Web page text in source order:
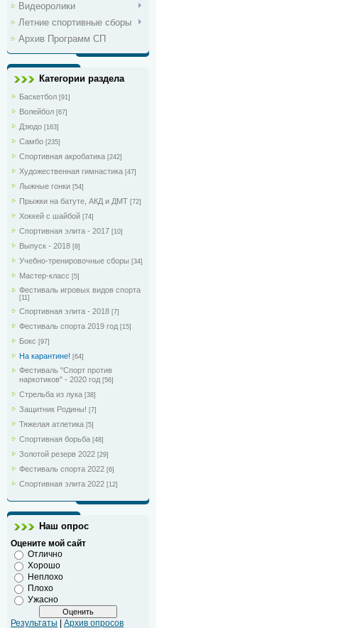
Видеоролики
Летние спортивные сборы
Архив Программ СП
Категории раздела
Баскетбол [91]
Волейбол [67]
Дзюдо [163]
Самбо [235]
Спортивная акробатика [242]
Художественная гимнастика [47]
Лыжные гонки [54]
Прыжки на батуте, АКД и ДМТ [72]
Хоккей с шайбой [74]
Спортивная элита - 2017 [10]
Выпуск - 2018 [8]
Учебно-тренировочные сборы [34]
Мастер-класс [5]
Фестиваль игровых видов спорта
[11]
Спортивная элита - 2018 [7]
Фестиваль спорта 2019 год [15]
Бокс [97]
На карантине! [64]
Фестиваль "Спорт против
наркотиков" - 2020 год [56]
Стрельба из лука [38]
Защитник Родины! [7]
Тяжелая атлетика [5]
Спортивная борьба [48]
Золотой резерв 2022 [29]
Фестиваль спорта 2022 [6]
Спортивная элита 2022 [12]
Наш опрос
Оцените мой сайт
Отлично
Хорошо
Неплохо
Плохо
Ужасно
Результаты Архив опросов